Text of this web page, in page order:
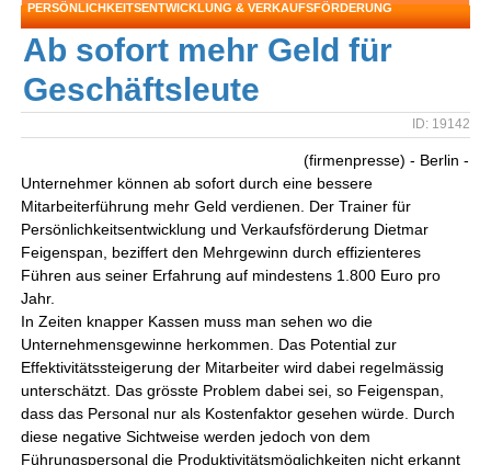
PERSÖNLICHKEITSENTWICKLUNG & VERKAUFSFÖRDERUNG
Ab sofort mehr Geld für
Geschäftsleute
ID: 19142
(firmenpresse) - Berlin -
Unternehmer können ab sofort durch eine bessere
Mitarbeiterführung mehr Geld verdienen. Der Trainer für
Persönlichkeitsentwicklung und Verkaufsförderung Dietmar
Feigenspan, beziffert den Mehrgewinn durch effizienteres
Führen aus seiner Erfahrung auf mindestens 1.800 Euro pro
Jahr.
In Zeiten knapper Kassen muss man sehen wo die
Unternehmensgewinne herkommen. Das Potential zur
Effektivitätssteigerung der Mitarbeiter wird dabei regelmässig
unterschätzt. Das grösste Problem dabei sei, so Feigenspan,
dass das Personal nur als Kostenfaktor gesehen würde. Durch
diese negative Sichtweise werden jedoch von dem
Führungspersonal die Produktivitätsmöglichkeiten nicht erkannt